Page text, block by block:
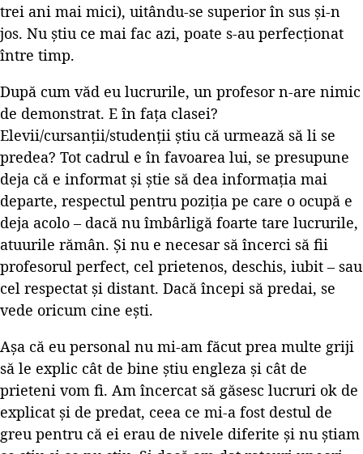
trei ani mai mici), uitându-se superior în sus și-n
jos. Nu știu ce mai fac azi, poate s-au perfecționat
între timp.
După cum văd eu lucrurile, un profesor n-are nimic
de demonstrat. E în fața clasei?
Elevii/cursanții/studenții știu că urmează să li se
predea? Tot cadrul e în favoarea lui, se presupune
deja că e informat și știe să dea informația mai
departe, respectul pentru poziția pe care o ocupă e
deja acolo – dacă nu îmbârligă foarte tare lucrurile,
atuurile rămân. Și nu e necesar să încerci să fii
profesorul perfect, cel prietenos, deschis, iubit – sau
cel respectat și distant. Dacă începi să predai, se
vede oricum cine ești.
Așa că eu personal nu mi-am făcut prea multe griji
să le explic cât de bine știu engleza și cât de
prieteni vom fi. Am încercat să găsesc lucruri ok de
explicat și de predat, ceea ce mi-a fost destul de
greu pentru că ei erau de nivele diferite și nu știam